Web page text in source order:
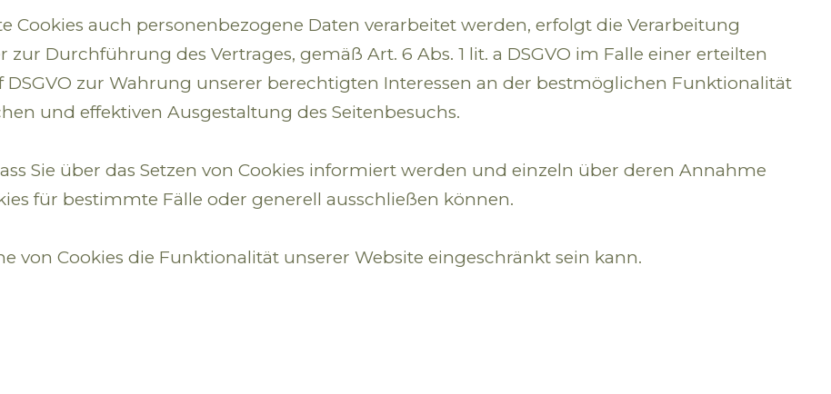
Cookies auch personenbezogene Daten verarbeitet werden, erfolgt die Verarbeitung
zur Durchführung des Vertrages, gemäß Art. 6 Abs. 1 lit. a DSGVO im Falle einer erteilten
DSGVO zur Wahrung unserer berechtigten Interessen an der bestmöglichen Funktionalität
und effektiven Ausgestaltung des Seitenbesuchs.
Sie über das Setzen von Cookies informiert werden und einzeln über deren Annahme
für bestimmte Fälle oder generell ausschließen können.
von Cookies die Funktionalität unserer Website eingeschränkt sein kann.